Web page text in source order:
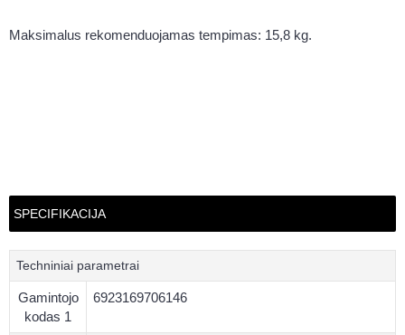
Maksimalus rekomenduojamas tempimas: 15,8 kg.
SPECIFIKACIJA
Techniniai parametrai
Gamintojo
kodas 1
6923169706146